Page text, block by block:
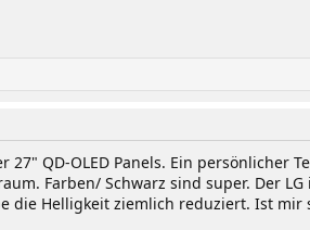
QD-OLED Panels. Ein persönlicher
Farben/ Schwarz sind super. Der
die Helligkeit ziemlich reduziert. Ist